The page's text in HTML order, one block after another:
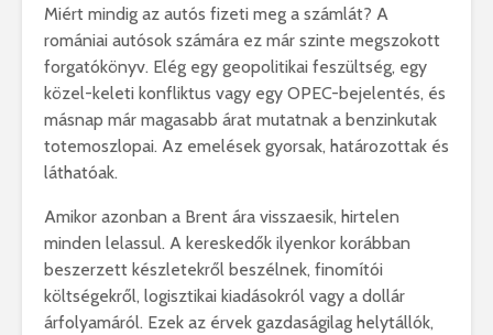
Miért mindig az autós fizeti meg a számlát? A
romániai autósok számára ez már szinte megszokott
forgatókönyv. Elég egy geopolitikai feszültség, egy
közel-keleti konfliktus vagy egy OPEC-bejelentés, és
másnap már magasabb árat mutatnak a benzinkutak
totemoszlopai. Az emelések gyorsak, határozottak és
láthatóak.
Amikor azonban a Brent ára visszaesik, hirtelen
minden lelassul. A kereskedők ilyenkor korábban
beszerzett készletekről beszélnek, finomítói
költségekről, logisztikai kiadásokról vagy a dollár
árfolyamáról. Ezek az érvek gazdaságilag helytállók,